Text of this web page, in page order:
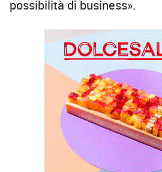
possibilità di business».